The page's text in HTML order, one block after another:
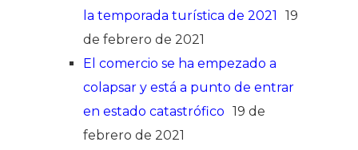
la temporada turística de 2021
19
de febrero de 2021
El comercio se ha empezado a
colapsar y está a punto de entrar
en estado catastrófico 19 de
febrero de 2021